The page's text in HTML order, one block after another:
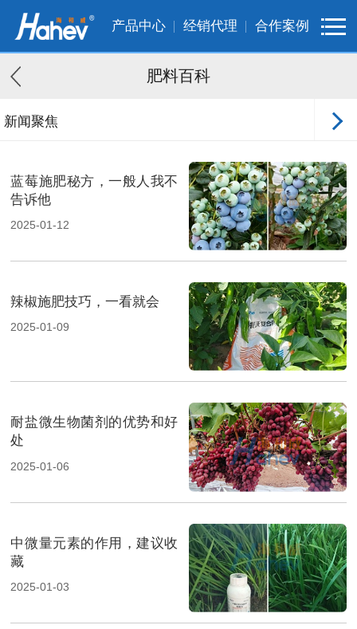
产品中心 经销代理 合作案例
肥料百科
新闻聚焦
蓝莓施肥秘方，一般人我不
告诉他
2025-01-12
辣椒施肥技巧，一看就会
2025-01-09
耐盐微生物菌剂的优势和好
处
2025-01-06
中微量元素的作用，建议收
藏
2025-01-03